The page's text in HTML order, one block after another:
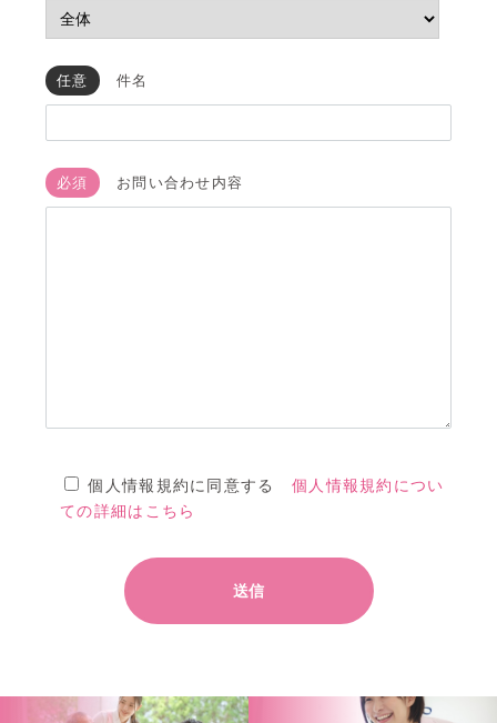
任意 件名
必須 お問い合わせ内容
個人情報規約に同意する 個人情報規約につい
ての詳細はこちら